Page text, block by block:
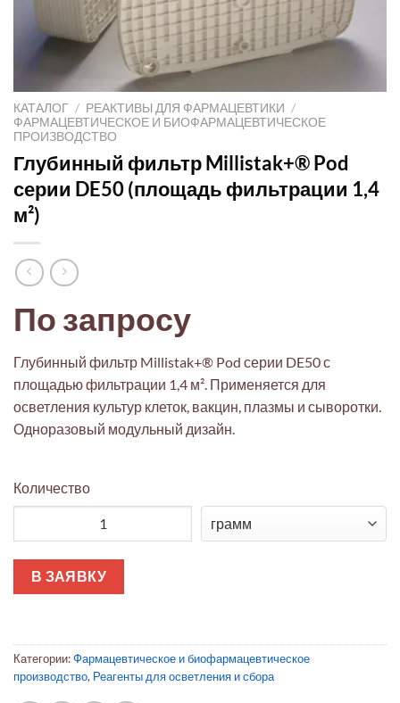
КАТАЛОГ / РЕАКТИВЫ ДЛЯ ФАРМАЦЕВТИКИ /
ФАРМАЦЕВТИЧЕСКОЕ И БИОФАРМАЦЕВТИЧЕСКОЕ
ПРОИЗВОДСТВО
Глубинный фильтр Millistak+® Pod
серии DE50 (площадь фильтрации 1,4
м²)
По запросу
Глубинный фильтр Millistak+® Pod серии DE50 с
площадью фильтрации 1,4 м². Применяется для
осветления культур клеток, вакцин, плазмы и сыворотки.
Одноразовый модульный дизайн.
Количество
В ЗАЯВКУ
Категории:Фармацевтическое и биофармацевтическое
производство, Реагенты для осветления и сбора